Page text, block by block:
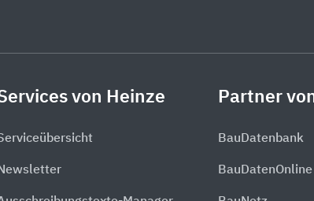
von Heinze Partner
BauDatenbank
BauDatenOnline